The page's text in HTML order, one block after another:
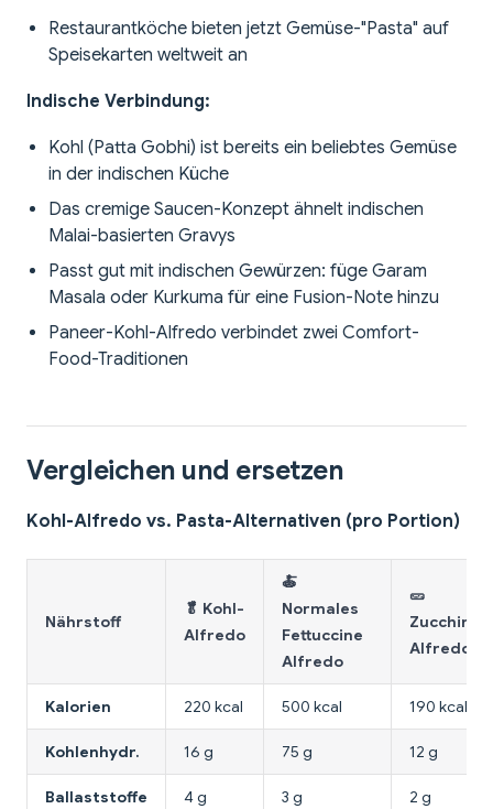
Restaurantköche bieten jetzt Gemüse-"Pasta" auf
Speisekarten weltweit an
Indische Verbindung:
Kohl (Patta Gobhi) ist bereits ein beliebtes Gemüse
in der indischen Küche
Das cremige Saucen-Konzept ähnelt indischen
Malai-basierten Gravys
Passt gut mit indischen Gewürzen: füge Garam
Masala oder Kurkuma für eine Fusion-Note hinzu
Paneer-Kohl-Alfredo verbindet zwei Comfort-
Food-Traditionen
Vergleichen und ersetzen
Kohl-Alfredo vs. Pasta-Alternativen (pro Portion)
Nährstoff
🥬 Kohl-
Alfredo
🍝
Normales
Fettuccine
Alfredo
🥒
Zucchini-
Alfredo
Kalorien 220 kcal 500 kcal 190 kcal
Kohlenhydr. 16 g 75 g 12 g
Ballaststoffe 4 g 3 g 2 g